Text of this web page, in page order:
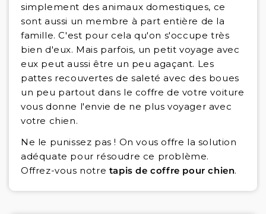
simplement des animaux domestiques, ce
sont aussi un membre à part entière de la
famille. C'est pour cela qu'on s'occupe très
bien d'eux. Mais parfois, un petit voyage avec
eux peut aussi être un peu agaçant. Les
pattes recouvertes de saleté avec des boues
un peu partout dans le coffre de votre voiture
vous donne l'envie de ne plus voyager avec
votre chien.
Ne le punissez pas ! On vous offre la solution
adéquate pour résoudre ce problème.
Offrez-vous notre tapis de coffre pour chien.